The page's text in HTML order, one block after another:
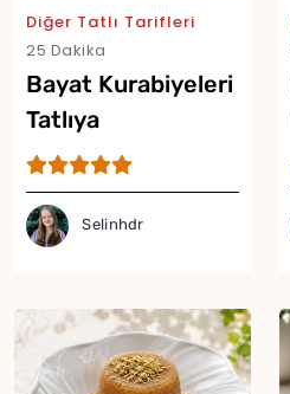
Diğer Tatlı Tarifleri
25 Dakika
Bayat Kurabiyeleri
Tatlıya
Dönüştüren Parfe
Tarifi
Selinhdr